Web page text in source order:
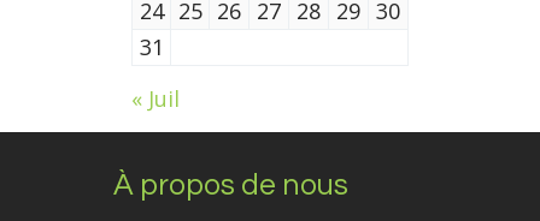
24 25 26 27 28 29 30
31
« Juil
À propos de nous